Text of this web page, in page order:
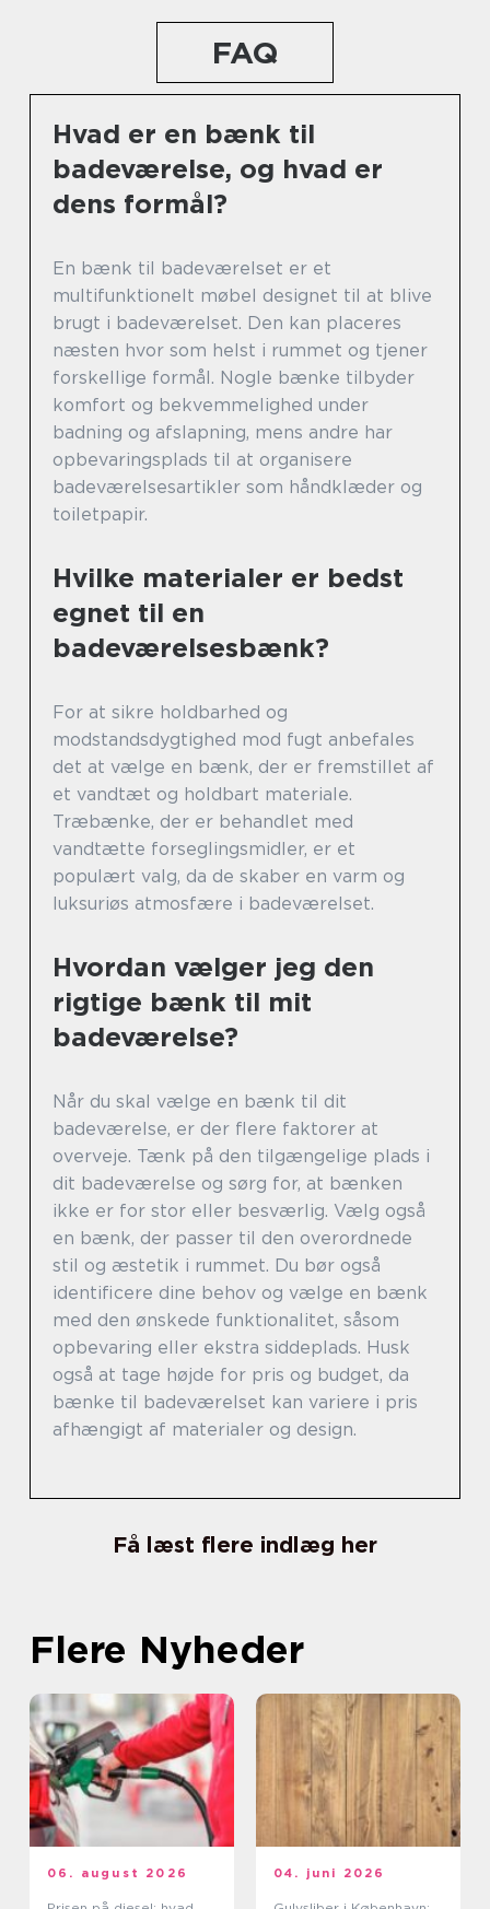
FAQ
Hvad er en bænk til
badeværelse, og hvad er
dens formål?
En bænk til badeværelset er et
multifunktionelt møbel designet til at blive
brugt i badeværelset. Den kan placeres
næsten hvor som helst i rummet og tjener
forskellige formål. Nogle bænke tilbyder
komfort og bekvemmelighed under
badning og afslapning, mens andre har
opbevaringsplads til at organisere
badeværelsesartikler som håndklæder og
toiletpapir.
Hvilke materialer er bedst
egnet til en
badeværelsesbænk?
For at sikre holdbarhed og
modstandsdygtighed mod fugt anbefales
det at vælge en bænk, der er fremstillet af
et vandtæt og holdbart materiale.
Træbænke, der er behandlet med
vandtætte forseglingsmidler, er et
populært valg, da de skaber en varm og
luksuriøs atmosfære i badeværelset.
Hvordan vælger jeg den
rigtige bænk til mit
badeværelse?
Når du skal vælge en bænk til dit
badeværelse, er der flere faktorer at
overveje. Tænk på den tilgængelige plads i
dit badeværelse og sørg for, at bænken
ikke er for stor eller besværlig. Vælg også
en bænk, der passer til den overordnede
stil og æstetik i rummet. Du bør også
identificere dine behov og vælge en bænk
med den ønskede funktionalitet, såsom
opbevaring eller ekstra siddeplads. Husk
også at tage højde for pris og budget, da
bænke til badeværelset kan variere i pris
afhængigt af materialer og design.
Få læst flere indlæg her
Flere Nyheder
06. august 2026 04. juni 2026